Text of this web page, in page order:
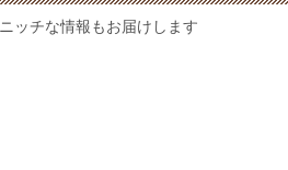
ニッチな情報もお届けします